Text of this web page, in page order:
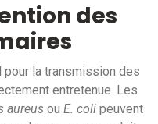
des
pour la transmission des
entretenue. Les
aureus ou E. coli peuvent